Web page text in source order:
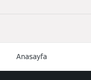
Anasayfa